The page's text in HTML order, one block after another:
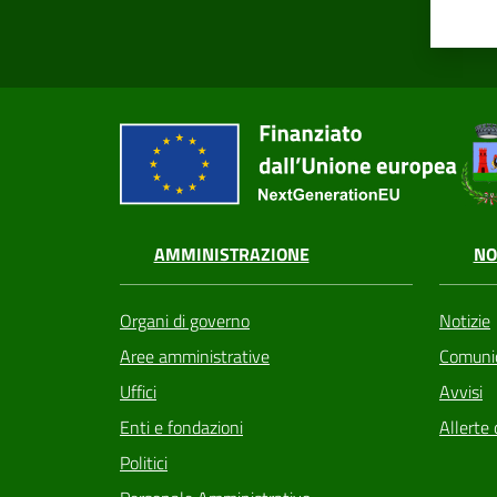
AMMINISTRAZIONE
Organi di governo
Aree amministrative
Uffici
Enti e fondazioni
Politici
Notizie
Avvisi
Allerte